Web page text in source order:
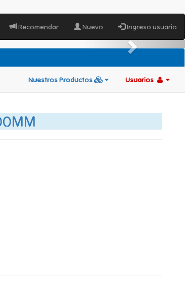
Recomendar Nuevo Ingreso usuario
Nuestros Productos Usuarios